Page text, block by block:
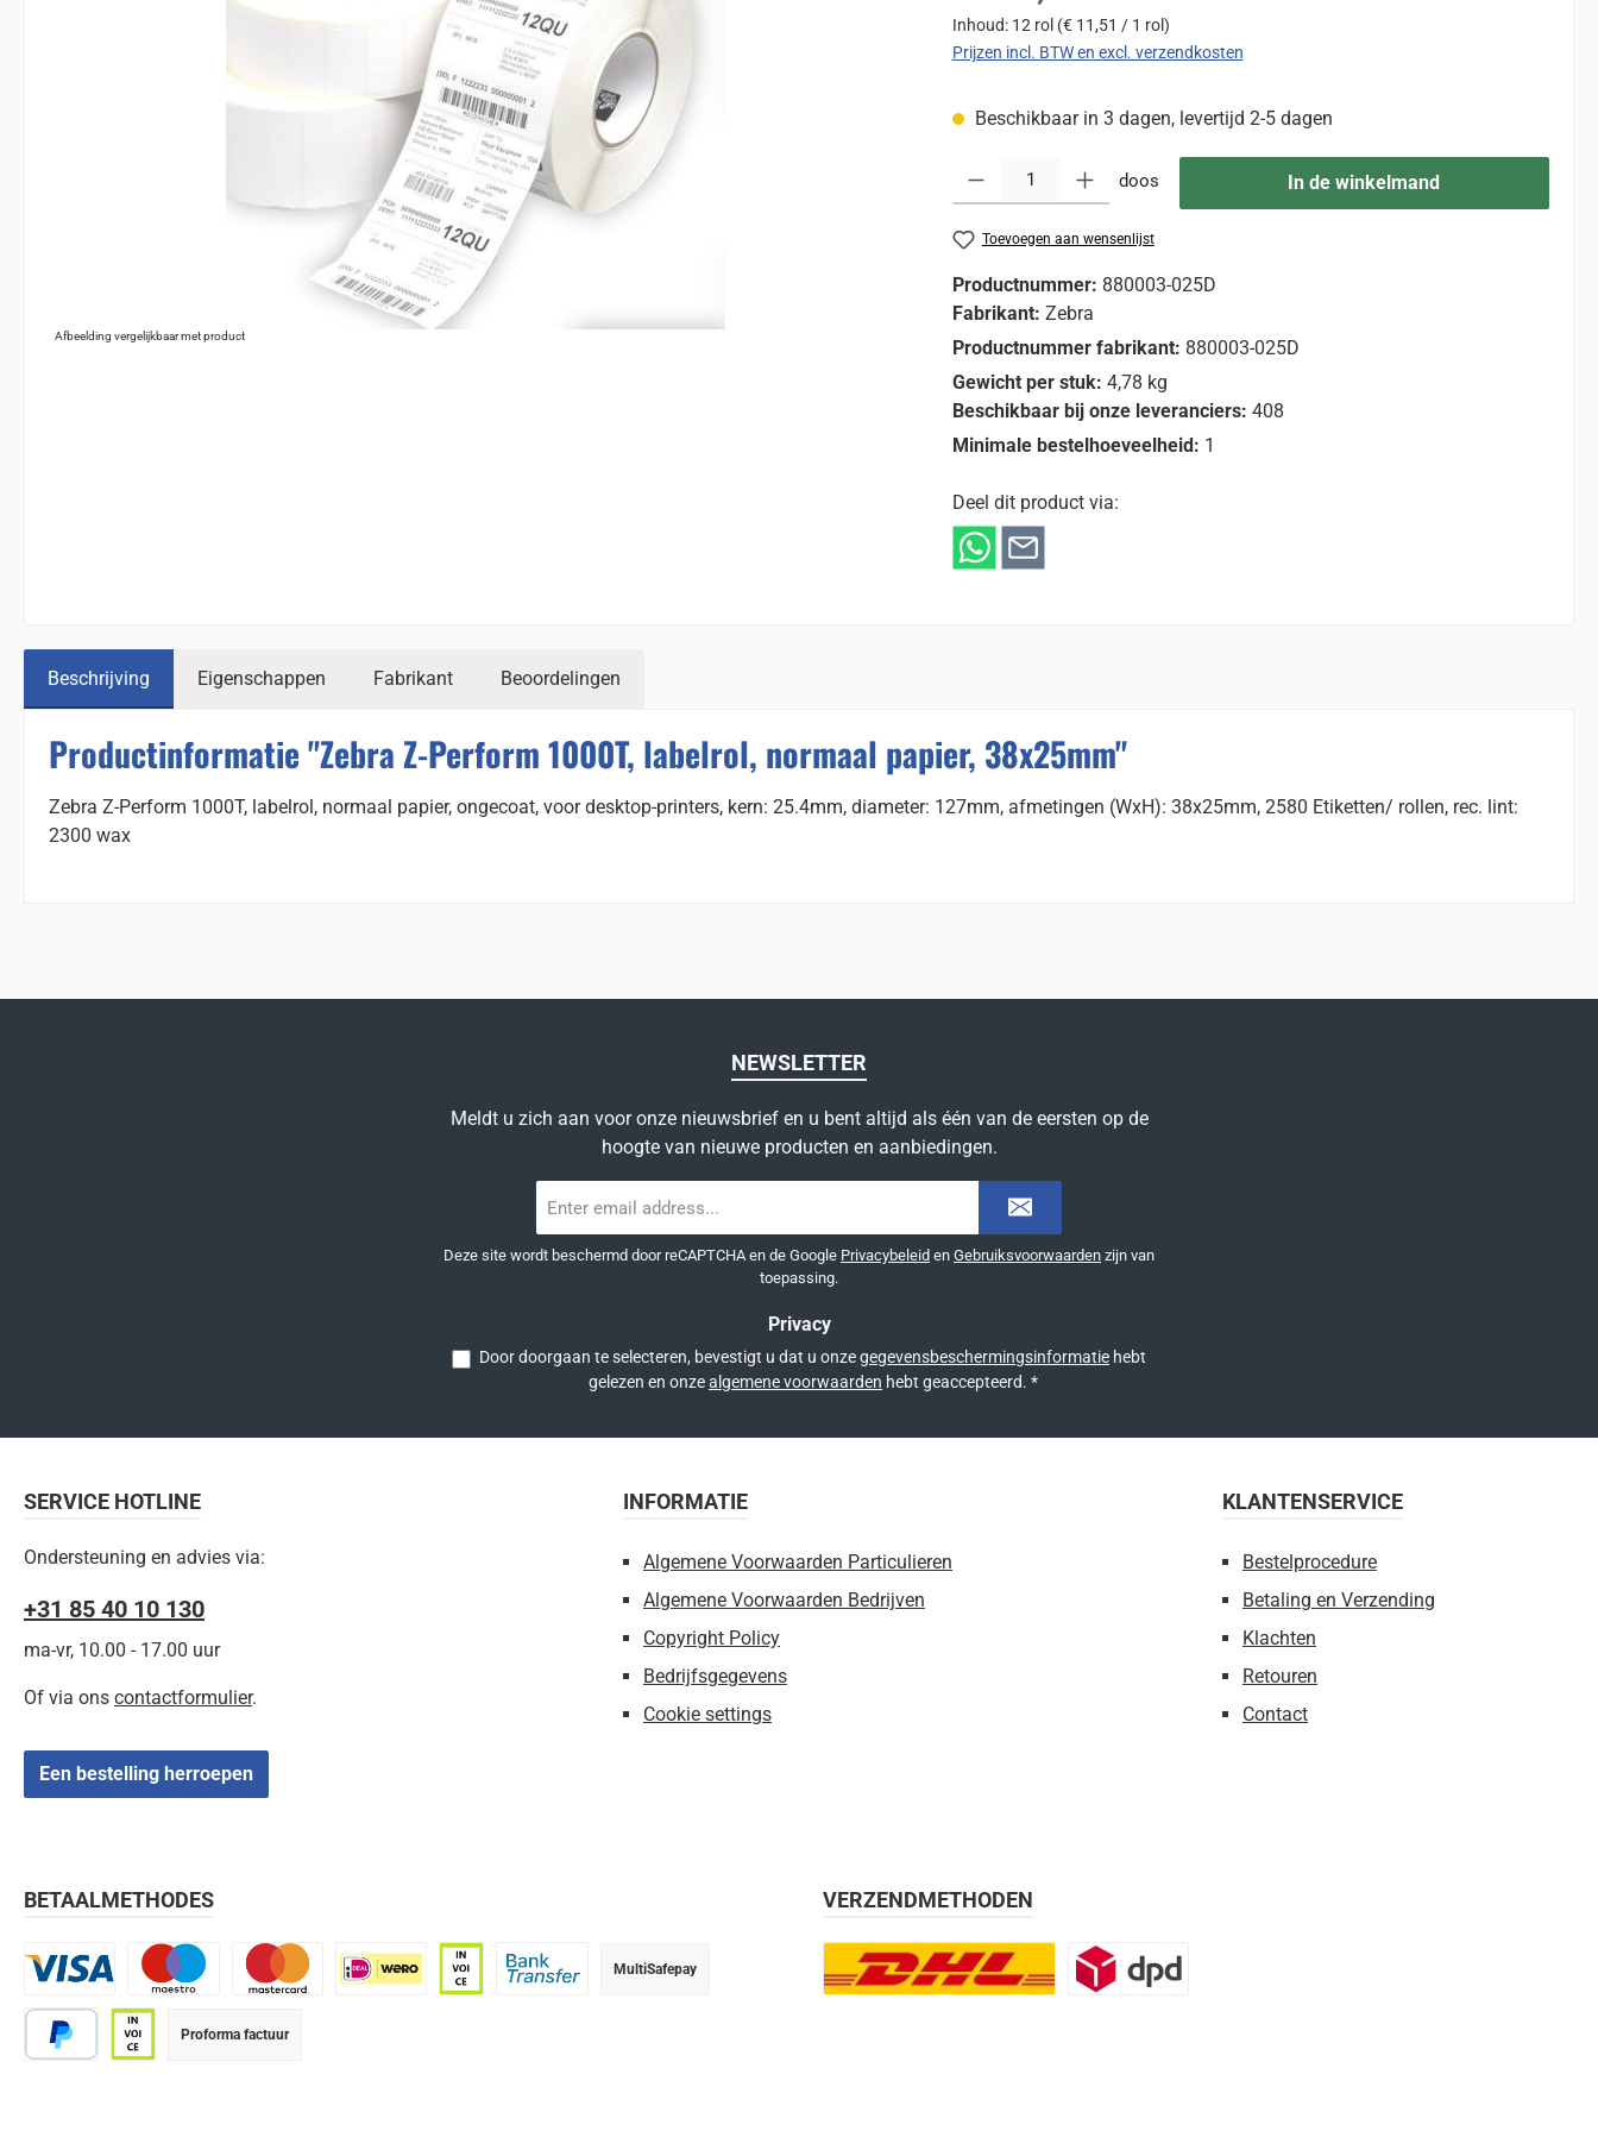
Afbeelding vergelijkbaar met product
Inhoud: 12 rol (€ 11,51 / 1 rol)
Prijzen incl. BTW en excl. verzendkosten
Beschikbaar in 3 dagen, levertijd 2-5 dagen
Producthoeveelheid: Voer de gewenste hoeveelheid in of gebruik de knoppen om de
doos In de winkelmand
Toevoegen aan wensenlijst
Productnummer: 880003-025D
Fabrikant: Zebra
Productnummer fabrikant: 880003-025D
Gewicht per stuk: 4,78 kg
Beschikbaar bij onze leveranciers: 408
Minimale bestelhoeveelheid: 1
Deel dit product via:
Beschrijving Eigenschappen Fabrikant Beoordelingen
Productinformatie "Zebra Z-Perform 1000T, labelrol, normaal papier, 38x25mm"
Zebra Z-Perform 1000T, labelrol, normaal papier, ongecoat, voor desktop-printers, kern: 25.4mm, diameter: 127mm, afmetingen (WxH): 38x25mm, 2580 Etiketten/ rollen, rec. lint:
2300 wax
NEWSLETTER
Meldt u zich aan voor onze nieuwsbrief en u bent altijd als één van de eersten op de
hoogte van nieuwe producten en aanbiedingen.
mailadres
Deze site wordt beschermd door reCAPTCHA en de Google Privacybeleid en Gebruiksvoorwaarden zijn van
toepassing.
Privacy
Door doorgaan te selecteren, bevestigt u dat u onzegegevensbeschermingsinformatie hebt
gelezen en onzealgemene voorwaarden hebt geaccepteerd. *
SERVICE HOTLINE
Ondersteuning en advies via:
+31 85 40 10 130
ma-vr, 10.00 - 17.00 uur
Of via ons contactformulier.
Een bestelling herroepen
INFORMATIE
Algemene Voorwaarden Particulieren
Algemene Voorwaarden Bedrijven
Copyright Policy
Bedrijfsgegevens
Cookie settings
KLANTENSERVICE
Bestelprocedure
Betaling en Verzending
Klachten
Retouren
Contact
BETAALMETHODES
MultiSafepay
Proforma factuur
Visa Maestro
VERZENDMETHODEN